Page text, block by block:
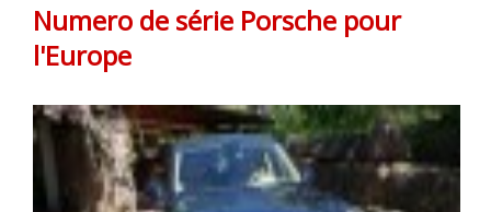
Numero de série Porsche pour
l'Europe